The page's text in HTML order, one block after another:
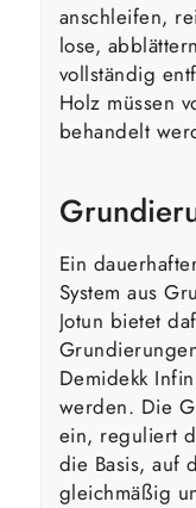
anschleifen,
lose,
vollständig
Holz müssen
behandelt
Ein
System aus
Jotun bietet
Demidekk
werden. Die
ein, reguliert
die Basis, auf
gleichmäßig